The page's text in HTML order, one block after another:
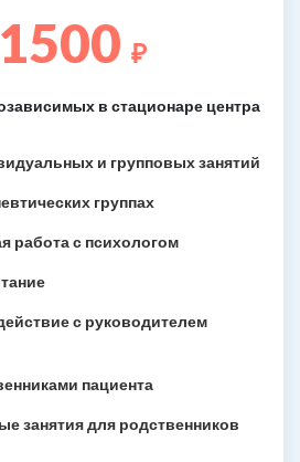
1500 ₽
в стационаре центра
и групповых занятий
группах
работа с психологом
с руководителем
пациента
занятия для родственников